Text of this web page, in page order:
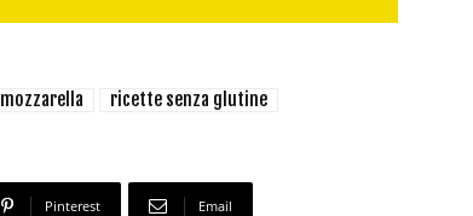
mozzarella
ricette senza glutine
Pinterest Email